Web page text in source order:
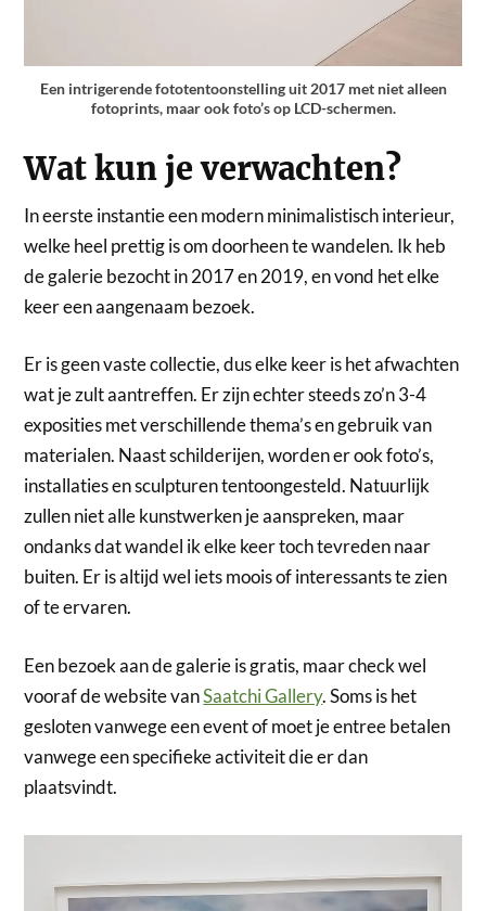
Een intrigerende fototentoonstelling uit 2017 met niet alleen
fotoprints, maar ook foto’s op LCD-schermen.
Wat kun je verwachten?
In eerste instantie een modern minimalistisch interieur,
welke heel prettig is om doorheen te wandelen. Ik heb
de galerie bezocht in 2017 en 2019, en vond het elke
keer een aangenaam bezoek.
Er is geen vaste collectie, dus elke keer is het afwachten
wat je zult aantreffen. Er zijn echter steeds zo’n 3-4
exposities met verschillende thema’s en gebruik van
materialen. Naast schilderijen, worden er ook foto’s,
installaties en sculpturen tentoongesteld. Natuurlijk
zullen niet alle kunstwerken je aanspreken, maar
ondanks dat wandel ik elke keer toch tevreden naar
buiten. Er is altijd wel iets moois of interessants te zien
of te ervaren.
Een bezoek aan de galerie is gratis, maar check wel
vooraf de website vanSaatchi Gallery. Soms is het
gesloten vanwege een event of moet je entree betalen
vanwege een specifieke activiteit die er dan
plaatsvindt.